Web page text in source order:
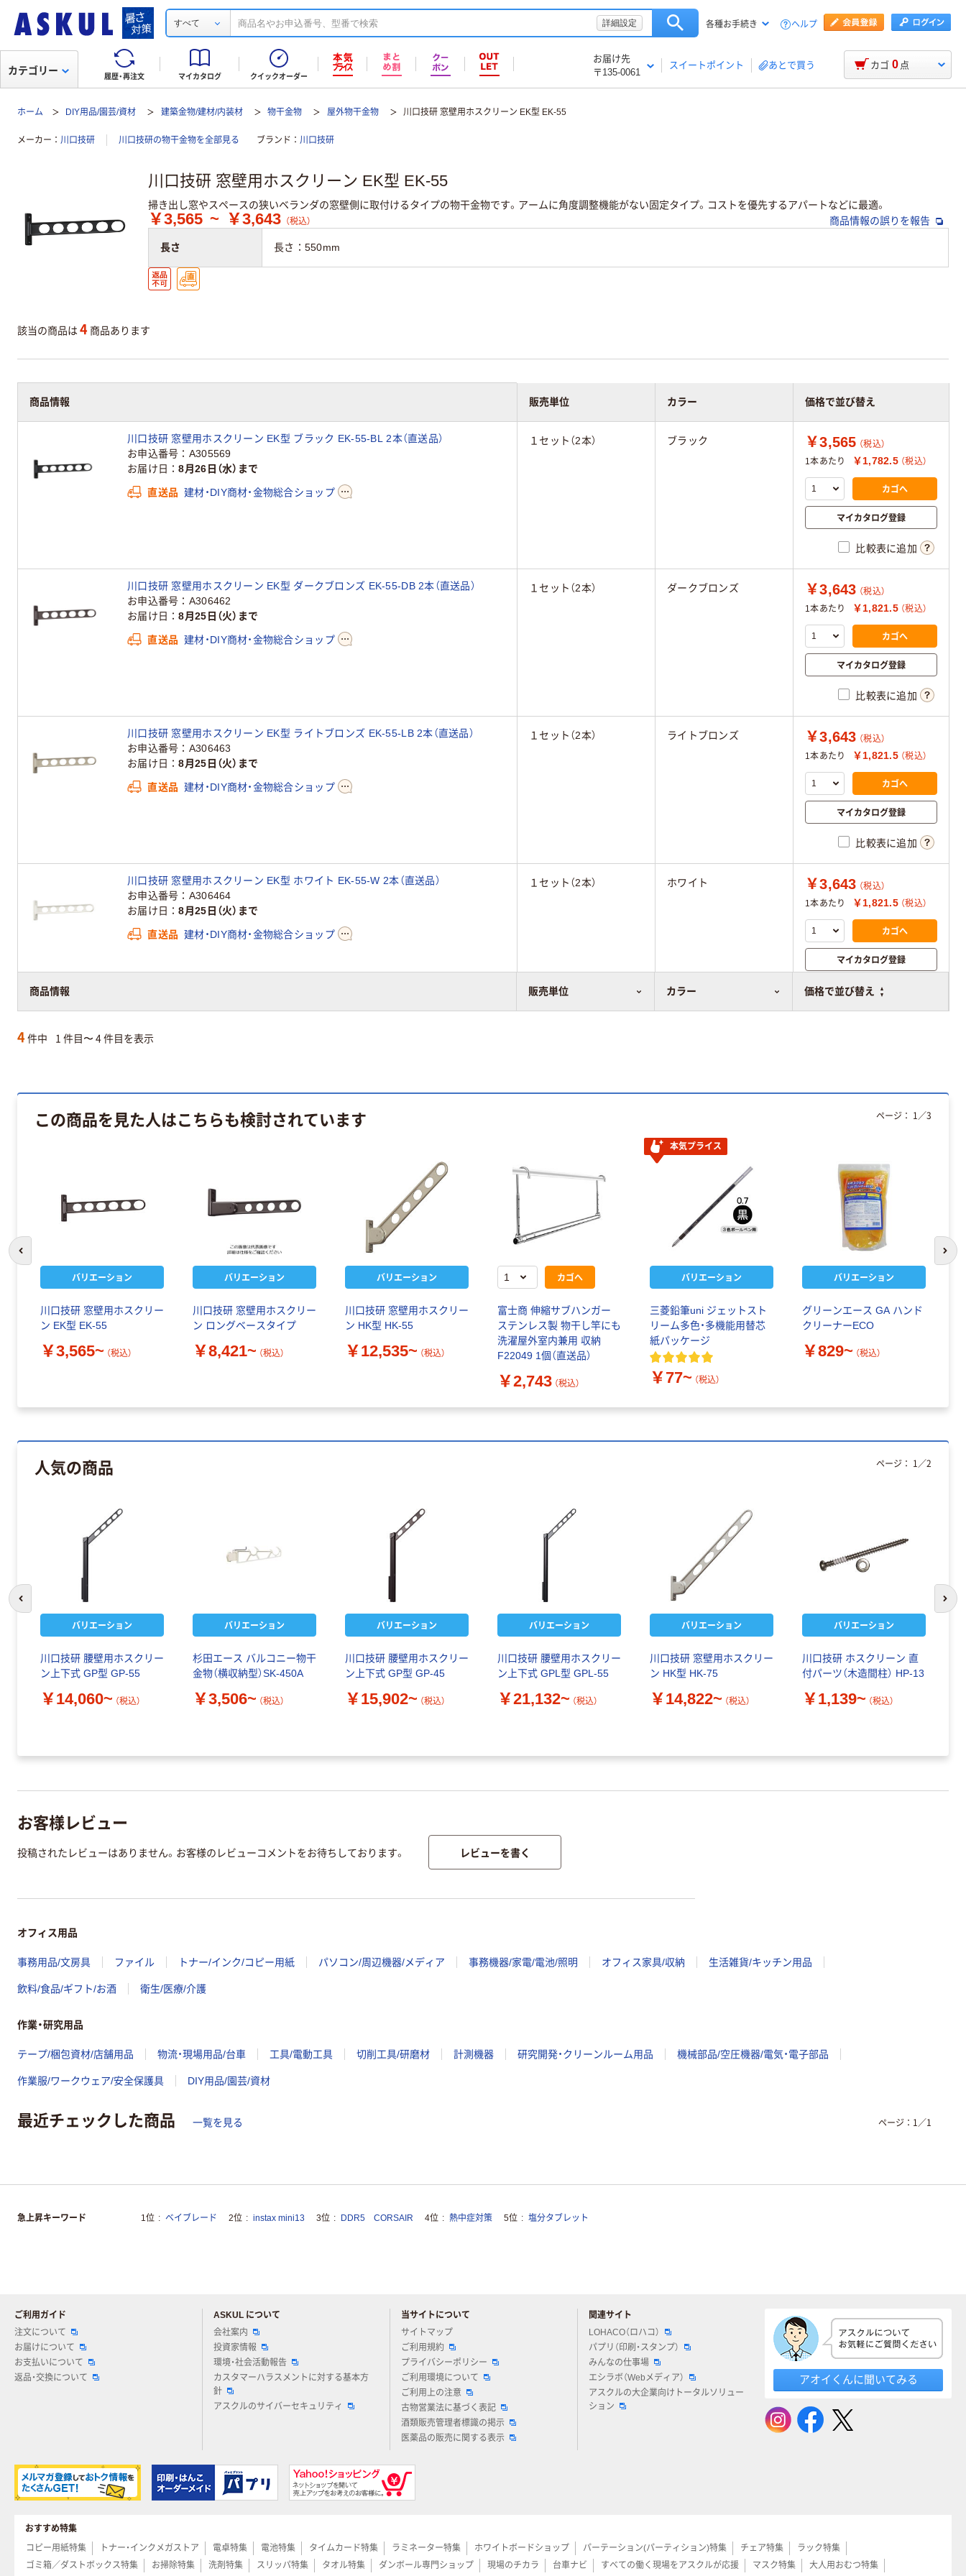
すべて 詳細設定 各種お手続き ヘルプ
履歴・再注文 マイカタログ クイックオーダー
お届け先
〒135-0061
スイートポイント あとで買う
カテゴリー カゴ 0 点
ホーム DIY用品/園芸/資材 建築金物/建材/内装材 物干金物 屋外物干金物 川口技研 窓壁用ホスクリーン EK型 EK-55
メーカー 川口技研 川口技研の物干金物を全部見る ブランド 川口技研
川口技研 窓壁用ホスクリーン EK型 EK-55
掃き出し窓やスペースの狭いベランダの窓壁側に取付けるタイプの物干金物です。アームに角度調整機能がない固定タイプ。コストを優先するアパートなどに最適。
￥3,565 ~ ￥3,643 （税込） 商品情報の誤りを報告
長さ 長さ：550mm
該当の商品は 4 商品あります
商品情報 販売単位 カラー 価格で並び替え
商品情報 販売単位 カラー 価格で並び替え
川口技研 窓壁用ホスクリーン EK型 ブラック EK-55-BL 2本（直送品）
お申込番号
A305569
お届け日
8月26日（水）まで
直送品 建材・DIY商材・金物総合ショップ
１セット（2本） ブラック ￥3,565 （税込）
1本あたり
￥1,782.5 （税込）
カゴへ
マイカタログ登録
比較表に追加
川口技研 窓壁用ホスクリーン EK型 ダークブロンズ EK-55-DB 2本（直送品）
お申込番号
A306462
お届け日
8月25日（火）まで
直送品 建材・DIY商材・金物総合ショップ
１セット（2本） ダークブロンズ ￥3,643 （税込）
1本あたり
￥1,821.5 （税込）
カゴへ
マイカタログ登録
比較表に追加
川口技研 窓壁用ホスクリーン EK型 ライトブロンズ EK-55-LB 2本（直送品）
お申込番号
A306463
お届け日
8月25日（火）まで
直送品 建材・DIY商材・金物総合ショップ
１セット（2本） ライトブロンズ ￥3,643 （税込）
1本あたり
￥1,821.5 （税込）
カゴへ
マイカタログ登録
比較表に追加
川口技研 窓壁用ホスクリーン EK型 ホワイト EK-55-W 2本（直送品）
お申込番号
A306464
お届け日
8月25日（火）まで
直送品 建材・DIY商材・金物総合ショップ
１セット（2本） ホワイト ￥3,643 （税込）
1本あたり
￥1,821.5 （税込）
カゴへ
マイカタログ登録
比較表に追加
4 件中 1 件目〜 4 件目を表示
この商品を見た人はこちらも検討されています
バリエーション
川口技研 窓壁用ホスクリー
ン EK型 EK-55
￥3,565~ （税込）
バリエーション
川口技研 窓壁用ホスクリー
ン ロングベースタイプ
￥8,421~ （税込）
バリエーション
川口技研 窓壁用ホスクリー
ン HK型 HK-55
￥12,535~ （税込）
カゴへ
富士商 伸縮サブハンガー
ステンレス製 物干し竿にも
洗濯屋外室内兼用 収納
F22049 1個（直送品）
￥2,743 （税込）
本気プライス
バリエーション
三菱鉛筆uni ジェットスト
リーム多色・多機能用替芯
紙パッケージ
￥77~ （税込）
バリエーション
グリーンエース GA ハンド
クリーナーECO
￥829~ （税込）
ページ： 1 ／3
次
人気の商品
バリエーション
川口技研 腰壁用ホスクリー
ン上下式 GP型 GP-55
￥14,060~ （税込）
バリエーション
杉田エース バルコニー物干
金物（横収納型）SK-450A
￥3,506~ （税込）
バリエーション
川口技研 腰壁用ホスクリー
ン上下式 GP型 GP-45
￥15,902~ （税込）
バリエーション
川口技研 腰壁用ホスクリー
ン上下式 GPL型 GPL-55
￥21,132~ （税込）
バリエーション
川口技研 窓壁用ホスクリー
ン HK型 HK-75
￥14,822~ （税込）
バリエーション
川口技研 ホスクリーン 直
付パーツ（木造間柱） HP-13
￥1,139~ （税込）
ページ： 1 ／2
前のスライドへ 次
お客様レビュー
投稿されたレビューはありません。お客様のレビューコメントをお待ちしております。 レビューを書く
オフィス用品
事務用品/文房具 ファイル トナー/インク/コピー用紙 パソコン/周辺機器/メディア 事務機器/家電/電池/照明 オフィス家具/収納 生活雑貨/キッチン用品
飲料/食品/ギフト/お酒 衛生/医療/介護
作業・研究用品
テープ/梱包資材/店舗用品 物流・現場用品/台車 工具/電動工具 切削工具/研磨材 計測機器 研究開発・クリーンルーム用品 機械部品/空圧機器/電気・電子部品
作業服/ワークウェア/安全保護具 DIY用品/園芸/資材
最近チェックした商品 一覧を見る ページ： 1 ／1
急上昇キーワード 1位 ベイブレード 2位 instax mini13 3位 DDR5 CORSAIR 4位 熱中症対策 5位 塩分タブレット
ご利用ガイド
注文について
お届けについて
お支払いについて
返品・交換について
ASKUL について
会社案内
投資家情報
環境・社会活動報告
カスタマーハラスメントに対する基本方
針
アスクルのサイバーセキュリティ
当サイトについて
サイトマップ
ご利用規約
プライバシーポリシー
ご利用環境について
ご利用上の注意
古物営業法に基づく表記
酒類販売管理者標識の掲示
医薬品の販売に関する表示
関連サイト
LOHACO（ロハコ）
パプリ（印刷・スタンプ）
みんなの仕事場
エシラボ（Webメディア）
アスクルの大企業向けトータルソリュー
ション
アオイくんに聞いてみる
おすすめ特集
コピー用紙特集
トナー・インクメガストア 電卓特集 電池特集 タイムカード特集 ラミネーター特集 ホワイトボードショップ パーテーション(パーティション)特集 チェア特集
ラック特集
ゴミ箱／ダストボックス特集
お掃除特集 洗剤特集 スリッパ特集 タオル特集 ダンボール専門ショップ 現場のチカラ 台車ナビ すべての働く現場をアスクルが応援 マスク特集 大人用おむつ特集